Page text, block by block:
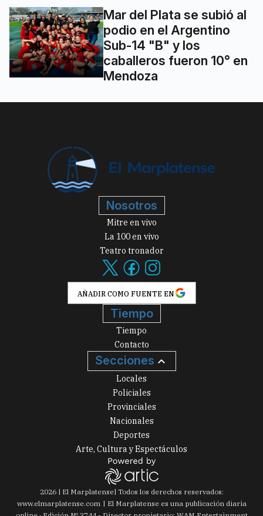
Mar del Plata se subió al
podio en el Argentino
Sub-14 "B" y los
caballeros fueron 10° en
Mendoza
Nosotros
Mitre en vivo
La 100 en vivo
Teatro tronador
AÑADIR COMO FUENTE EN
Tiempo
Tiempo
Contacto
Secciones
Locales
Policiales
Provinciales
Nacionales
Deportes
Arte, Cultura y Espectáculos
2026| El Marplatense| Todos los derechos reservados:
www.elmarplatense.com
El Marplatense es una publicación diaria